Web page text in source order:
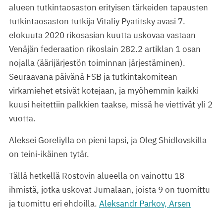
alueen tutkintaosaston erityisen tärkeiden tapausten
tutkintaosaston tutkija Vitaliy Pyatitsky avasi 7.
elokuuta 2020 rikosasian kuutta uskovaa vastaan
Venäjän federaation rikoslain 282.2 artiklan 1 osan
nojalla (äärijärjestön toiminnan järjestäminen).
Seuraavana päivänä FSB ja tutkintakomitean
virkamiehet etsivät kotejaan, ja myöhemmin kaikki
kuusi heitettiin palkkien taakse, missä he viettivät yli 2
vuotta.
Aleksei Goreliylla on pieni lapsi, ja Oleg Shidlovskilla
on teini-ikäinen tytär.
Tällä hetkellä Rostovin alueella on vainottu 18
ihmistä, jotka uskovat Jumalaan, joista 9 on tuomittu
ja tuomittu eri ehdoilla. Aleksandr Parkov, Arsen